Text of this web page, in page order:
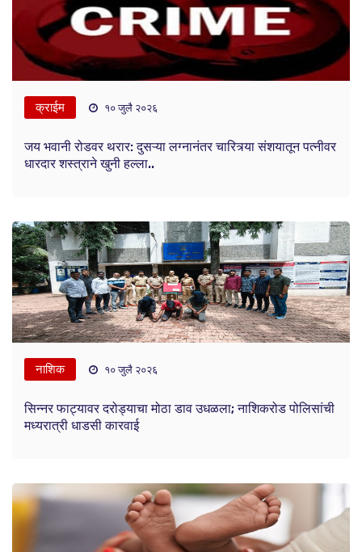
क्राईम १० जुलै २०२६
जय भवानी रोडवर थरार: दुसऱ्या लग्नानंतर चारित्र्या संशयातून पत्नीवर
धारदार शस्त्राने खुनी हल्ला..
नाशिक १० जुलै २०२६
सिन्नर फाट्यावर दरोड्याचा मोठा डाव उधळला; नाशिकरोड पोलिसांची
मध्यरात्री धाडसी कारवाई